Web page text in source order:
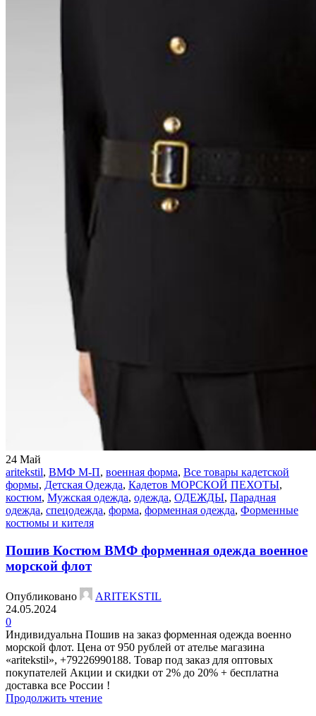
24 Май
aritekstil, ВМФ М-П, военная форма, Все товары кадетской
формы, Детская Одежда, Кадетов МОРСКОЙ ПЕХОТЫ,
костюм, Мужская одежда, одежда, ОДЕЖДЫ, Парадная
одежда, спецодежда, форма, форменная одежда, Форменные
костюмы и кителя
Пошив Костюм ВМФ форменная одежда военное
морской флот
Опубликовано
ARITEKSTIL
24.05.2024
0
Индивидуальна Пошив на заказ форменная одежда военно
морской флот. Цена от 950 рублей от ателье магазина
«aritekstil», +79226990188. Товар под заказ для оптовых
покупателей Акции и скидки от 2% до 20% + бесплатна
доставка все России !
Продолжить чтение